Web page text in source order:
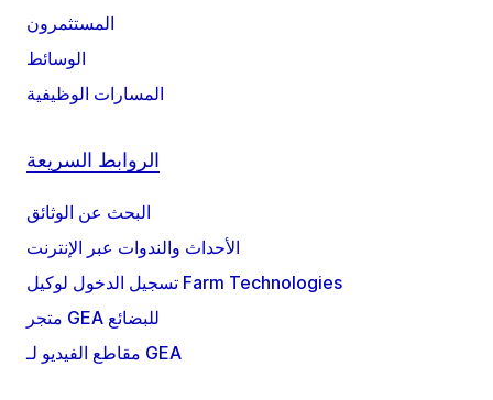
المستثمرون
الوسائط
المسارات الوظيفية
الروابط السريعة
البحث عن الوثائق
الأحداث والندوات عبر الإنترنت
تسجيل الدخول لوكيل Farm Technologies
متجر GEA للبضائع
مقاطع الفيديو لـ GEA